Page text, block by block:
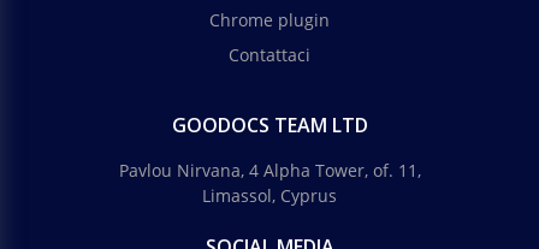
Chrome plugin
Contattaci
GOODOCS TEAM LTD
Pavlou Nirvana, 4 Alpha Tower, of. 11,
Limassol, Cyprus